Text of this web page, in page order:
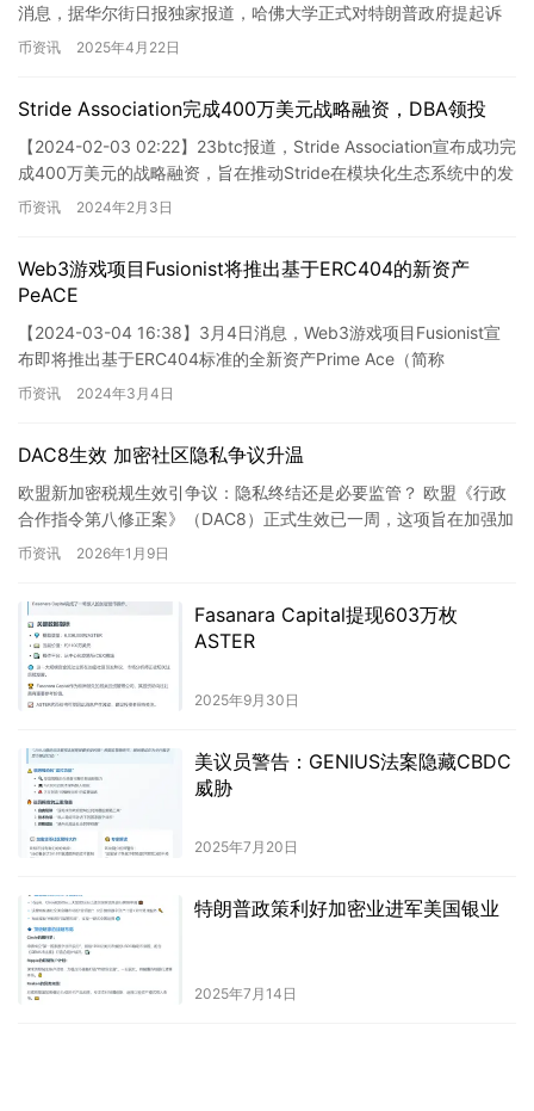
消息，据华尔街日报独家报道，哈佛大学正式对特朗普政府提起诉
讼，剑指其非法冻结数十亿联邦资金的争议性决定。这场法理大战…
币资讯 2025年4月22日
Stride Association完成400万美元战略融资，DBA领投
【2024-02-03 02:22】23btc报道，Stride Association宣布成功完
成400万美元的战略融资，旨在推动Stride在模块化生态系统中的发
展。本轮融资由…
币资讯 2024年2月3日
Web3游戏项目Fusionist将推出基于ERC404的新资产
PeACE
【2024-03-04 16:38】3月4日消息，Web3游戏项目Fusionist宣
布即将推出基于ERC404标准的全新资产Prime Ace（简称
PeACE），这将是Endur…
币资讯 2024年3月4日
DAC8生效 加密社区隐私争议升温
欧盟新加密税规生效引争议：隐私终结还是必要监管？ 欧盟《行政
合作指令第八修正案》（DAC8）正式生效已一周，这项旨在加强加
密货币税务透明度的规则，在业界与社区内引发了广泛而激烈的争…
币资讯 2026年1月9日
Fasanara Capital提现603万枚
ASTER
2025年9月30日
美议员警告：GENIUS法案隐藏CBDC
威胁
2025年7月20日
特朗普政策利好加密业进军美国银业
2025年7月14日